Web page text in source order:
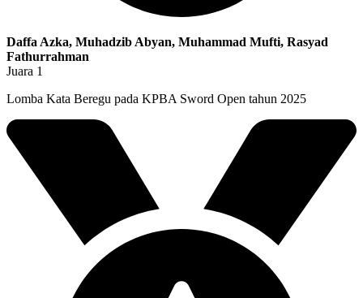
Daffa Azka, Muhadzib Abyan, Muhammad Mufti, Rasyad
Fathurrahman
Juara 1
Lomba Kata Beregu pada KPBA Sword Open tahun 2025